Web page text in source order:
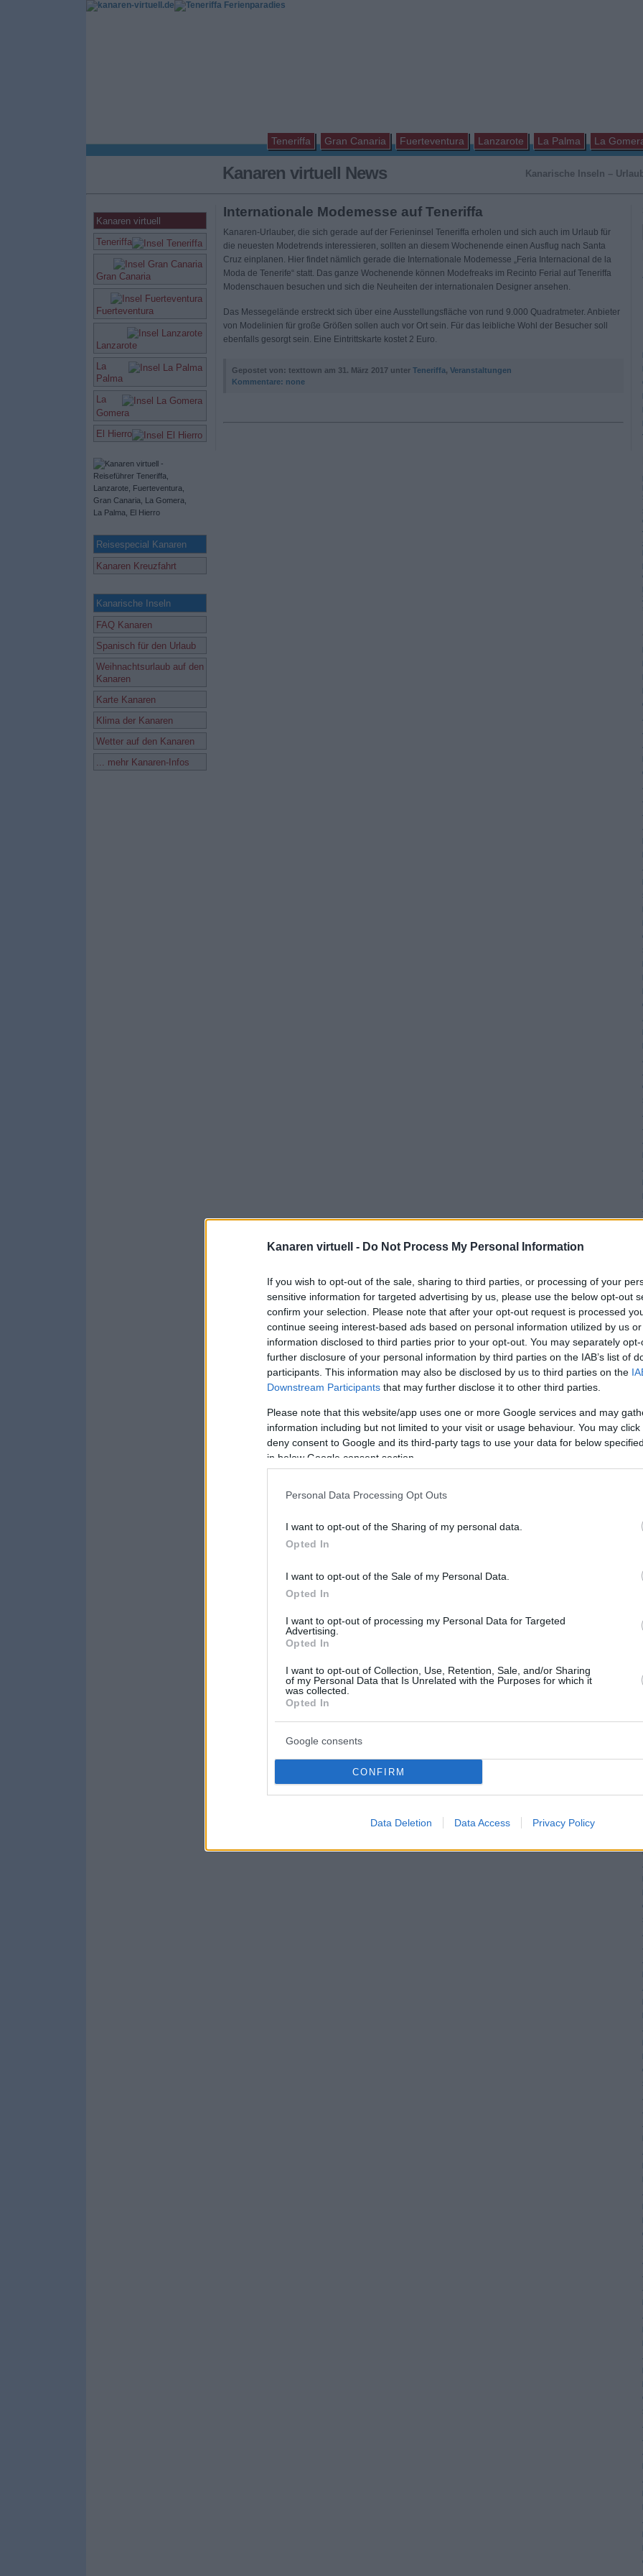
Kanaren virtuell - Do Not Process My Personal Information
If you wish to opt-out of the sale, sharing to third parties, or processing of your
sensitive information for targeted advertising by us, please use the below opt-out
confirm your selection. Please note that after your opt-out request is processed
continue seeing interest-based ads based on personal information utilized by us
information disclosed to third parties prior to your opt-out. You may separately
further disclosure of your personal information by third parties on the IAB’s list of
participants. This information may also be disclosed by us to third parties on the
Downstream Participants that may further disclose it to other third parties.
Please note that this website/app uses one or more Google services and may
information including but not limited to your visit or usage behaviour. You may
deny consent to Google and its third-party tags to use your data for below
in below Google consent section.
Personal Data Processing Opt Outs
I want to opt-out of the Sharing of my personal data.
Opted In
I want to opt-out of the Sale of my Personal Data.
Opted In
I want to opt-out of processing my Personal Data for Targeted
Advertising.
Opted In
I want to opt-out of Collection, Use, Retention, Sale, and/or Sharing
of my Personal Data that Is Unrelated with the Purposes for which it
was collected.
Opted In
Google consents
CONFIRM
Data Deletion Data Access Privacy Policy
Teneriffa Gran Canaria Fuerteventura Lanzarote La Palma La
Kanaren virtuell News Kanarische Inseln –
Kanaren virtuell
Teneriffa
Gran Canaria
Fuerteventura
Lanzarote
La
Palma
La
Gomera
El Hierro
Reisespecial Kanaren
Kanaren Kreuzfahrt
Kanarische Inseln
FAQ Kanaren
Spanisch für den Urlaub
Weihnachtsurlaub auf den
Kanaren
Karte Kanaren
Klima der Kanaren
Wetter auf den Kanaren
... mehr Kanaren-Infos
Internationale Modemesse auf Teneriffa
Kanaren-Urlauber, die sich gerade auf der Ferieninsel Teneriffa erholen und sich auch im Urlaub für
die neuesten Modetrends interessieren, sollten an diesem Wochenende einen Ausflug nach Santa
Cruz einplanen. Hier findet nämlich gerade die Internationale Modemesse „Feria Internacional de la
Moda de Tenerife“ statt. Das ganze Wochenende können Modefreaks im Recinto Ferial auf Teneriffa
Modenschauen besuchen und sich die Neuheiten der internationalen Designer ansehen.
Das Messegelände erstreckt sich über eine Ausstellungsfläche von rund 9.000 Quadratmeter. Anbieter
von Modelinien für große Größen sollen auch vor Ort sein. Für das leibliche Wohl der Besucher soll
ebenfalls gesorgt sein. Eine Eintrittskarte kostet 2 Euro.
Gepostet von: texttown am 31. März 2017 unter Teneriffa, Veranstaltungen
Kommentare: none